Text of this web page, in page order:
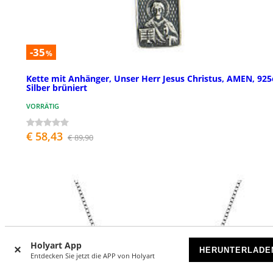
Holyart App
Entdecken Sie jetzt die APP von Holyart
-35%
Kette mit Anhänger, Unser Herr Jesus Christus, AMEN,
Silber brüniert
VORRÄTIG
€ 58,43 € 89,90